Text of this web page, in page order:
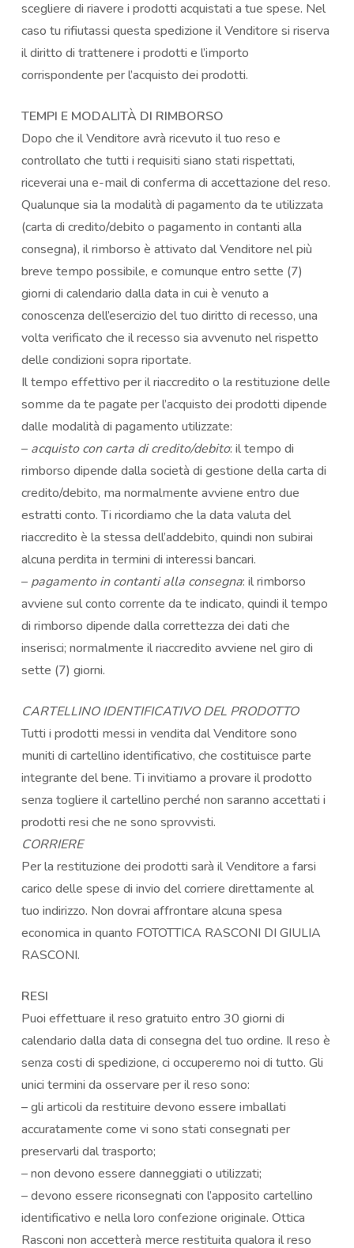
scegliere di riavere i prodotti acquistati a tue spese. Nel
caso tu rifiutassi questa spedizione il Venditore si riserva
il diritto di trattenere i prodotti e l’importo
corrispondente per l’acquisto dei prodotti.
TEMPI E MODALITÀ DI RIMBORSO
Dopo che il Venditore avrà ricevuto il tuo reso e
controllato che tutti i requisiti siano stati rispettati,
riceverai una e-mail di conferma di accettazione del reso.
Qualunque sia la modalità di pagamento da te utilizzata
(carta di credito/debito o pagamento in contanti alla
consegna), il rimborso è attivato dal Venditore nel più
breve tempo possibile, e comunque entro sette (7)
giorni di calendario dalla data in cui è venuto a
conoscenza dell’esercizio del tuo diritto di recesso, una
volta verificato che il recesso sia avvenuto nel rispetto
delle condizioni sopra riportate.
Il tempo effettivo per il riaccredito o la restituzione delle
somme da te pagate per l’acquisto dei prodotti dipende
dalle modalità di pagamento utilizzate:
– acquisto con carta di credito/debito: il tempo di
rimborso dipende dalla società di gestione della carta di
credito/debito, ma normalmente avviene entro due
estratti conto. Ti ricordiamo che la data valuta del
riaccredito è la stessa dell’addebito, quindi non subirai
alcuna perdita in termini di interessi bancari.
– pagamento in contanti alla consegna: il rimborso
avviene sul conto corrente da te indicato, quindi il tempo
di rimborso dipende dalla correttezza dei dati che
inserisci; normalmente il riaccredito avviene nel giro di
sette (7) giorni.
CARTELLINO IDENTIFICATIVO DEL PRODOTTO
Tutti i prodotti messi in vendita dal Venditore sono
muniti di cartellino identificativo, che costituisce parte
integrante del bene. Ti invitiamo a provare il prodotto
senza togliere il cartellino perché non saranno accettati i
prodotti resi che ne sono sprovvisti.
CORRIERE
Per la restituzione dei prodotti sarà il Venditore a farsi
carico delle spese di invio del corriere direttamente al
tuo indirizzo. Non dovrai affrontare alcuna spesa
economica in quanto FOTOTTICA RASCONI DI GIULIA
RASCONI.
RESI
Puoi effettuare il reso gratuito entro 30 giorni di
calendario dalla data di consegna del tuo ordine. Il reso è
senza costi di spedizione, ci occuperemo noi di tutto. Gli
unici termini da osservare per il reso sono:
– gli articoli da restituire devono essere imballati
accuratamente come vi sono stati consegnati per
preservarli dal trasporto;
– non devono essere danneggiati o utilizzati;
– devono essere riconsegnati con l’apposito cartellino
identificativo e nella loro confezione originale. Ottica
Rasconi non accetterà merce restituita qualora il reso